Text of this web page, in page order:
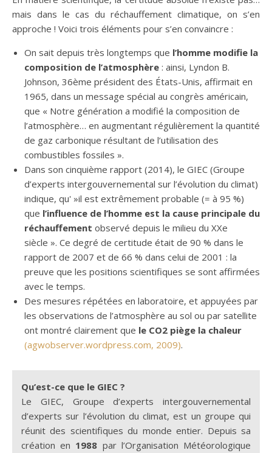
mais dans le cas du réchauffement climatique, on s’en
approche ! Voici trois éléments pour s’en convaincre :
On sait depuis très longtemps que l’homme modifie la
composition de l’atmosphère : ainsi, Lyndon B.
Johnson, 36ème président des États-Unis, affirmait en
1965, dans un message spécial au congrès américain,
que « Notre génération a modifié la composition de
l’atmosphère… en augmentant régulièrement la quantité
de gaz carbonique résultant de l’utilisation des
combustibles fossiles ».
Dans son cinquième rapport (2014), le GIEC (Groupe
d’experts intergouvernemental sur l’évolution du climat)
indique, qu' »il est extrêmement probable (= à 95 %)
que l’influence de l’homme est la cause principale du
réchauffement observé depuis le milieu du XXe
siècle ». Ce degré de certitude était de 90 % dans le
rapport de 2007 et de 66 % dans celui de 2001 : la
preuve que les positions scientifiques se sont affirmées
avec le temps.
Des mesures répétées en laboratoire, et appuyées par
les observations de l’atmosphère au sol ou par satellite
ont montré clairement que le CO2 piège la chaleur
(agwobserver.wordpress.com, 2009).
Qu’est-ce que le GIEC ?
Le GIEC, Groupe d’experts intergouvernemental
d’experts sur l’évolution du climat, est un groupe qui
réunit des scientifiques du monde entier. Depuis sa
création en 1988 par l’Organisation Météorologique